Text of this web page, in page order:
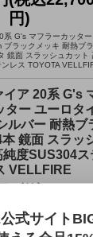
円)
系 G's マフラーカッター
ブラックメッキ 耐熱ブ
鏡面 スラッシュカット
レス TOYOTA
イア 20系 G's
ター ユーロタ
ルバー 耐熱ブ
鏡面 スラッ
純度SUS304ス
VELLFIRE
円)
系 G's マフラーカッター
式サイト